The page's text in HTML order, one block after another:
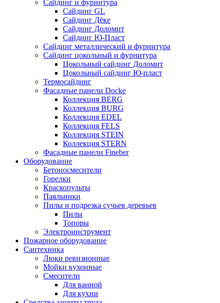
Сайдинг и фурнитура
Сайдинг GL
Сайдинг Дёке
Сайдинг Доломит
Сайдинг Ю-Пласт
Сайдинг металлический и фурнитура
Сайдинг цокольный и фурнитура
Цокольный сайдинг Доломит
Цокольный сайдинг Ю-пласт
Термосайдинг
Фасадные панели Docke
Коллекция BERG
Коллекция BURG
Коллекция EDEL
Коллекция FELS
Коллекция STEIN
Коллекция STERN
Фасадные панели Fineber
Оборудование
Бетоносмесители
Горелки
Краскопульты
Паяльники
Пилы и подрезка сучьев деревьев
Пилы
Топоры
Электроинструмент
Пожарное оборудование
Сантехника
Люки ревизионные
Мойки кухонные
Смесители
Для ванной
Для кухни